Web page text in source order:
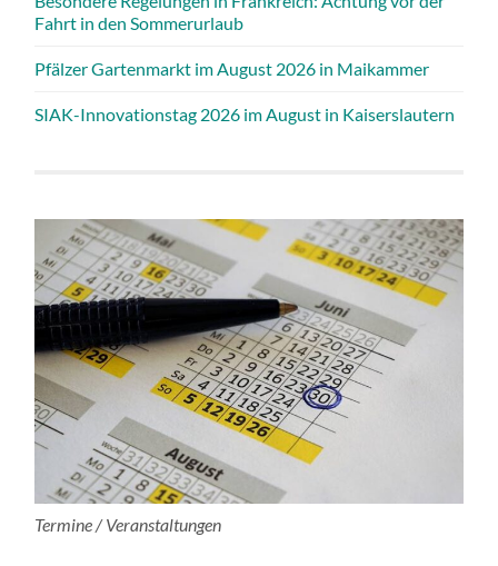
Fahrt in den Sommerurlaub
Pfälzer Gartenmarkt im August 2026 in Maikammer
SIAK-Innovationstag 2026 im August in Kaiserslautern
Termine / Veranstaltungen